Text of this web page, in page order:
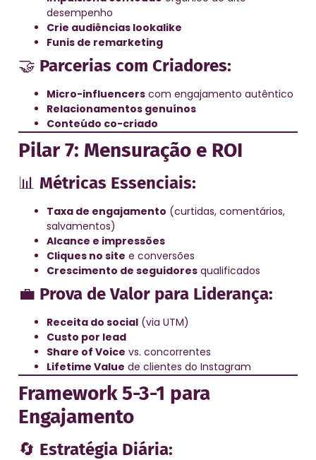
desempenho
Crie audiências lookalike
Funis de remarketing
🤝 Parcerias com Criadores:
Micro-influencers com engajamento autêntico
Relacionamentos genuínos
Conteúdo co-criado
Pilar 7: Mensuração e ROI
📊 Métricas Essenciais:
Taxa de engajamento (curtidas, comentários,
salvamentos)
Alcance e impressões
Cliques no site e conversões
Crescimento de seguidores qualificados
💼 Prova de Valor para Liderança:
Receita do social (via UTM)
Custo por lead
Share of Voice vs. concorrentes
Lifetime Value de clientes do Instagram
Framework 5-3-1 para
Engajamento
🔄 Estratégia Diária: